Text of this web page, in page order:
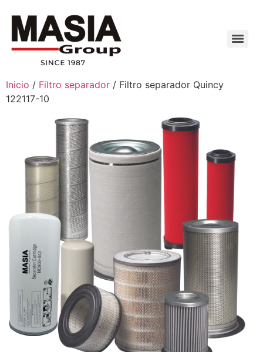
Inicio / Filtro separador / Filtro separador Quincy
122117-10